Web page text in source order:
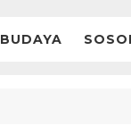
BUDAYA